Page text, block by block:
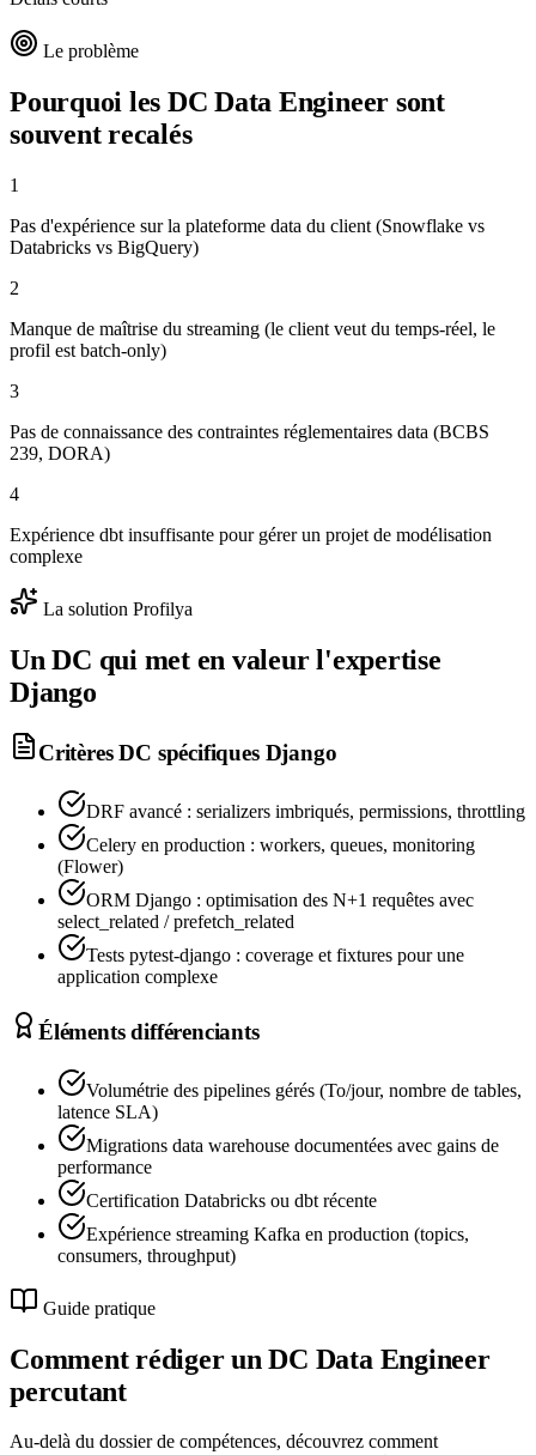
Le problème
Pourquoi les DCData Engineer sont
souvent recalés
1
Pas d'expérience sur la plateforme data du client (Snowflake vs
Databricks vs BigQuery)
2
Manque de maîtrise du streaming (le client veut du temps-réel, le
profil est batch-only)
3
Pas de connaissance des contraintes réglementaires data (BCBS
239, DORA)
4
Expérience dbt insuffisante pour gérer un projet de modélisation
complexe
La solution Profilya
Un DC qui met en valeur l'expertise
Django
Critères DC spécifiques Django
DRF avancé : serializers imbriqués, permissions, throttling
Celery en production : workers, queues, monitoring
(Flower)
ORM Django : optimisation des N+1 requêtes avec
select_related / prefetch_related
Tests pytest-django : coverage et fixtures pour une
application complexe
Éléments différenciants
Volumétrie des pipelines gérés (To/jour, nombre de tables,
latence SLA)
Migrations data warehouse documentées avec gains de
performance
Certification Databricks ou dbt récente
Expérience streaming Kafka en production (topics,
consumers, throughput)
Guide pratique
Comment rédiger un DC Data Engineer
percutant
Au-delà du dossier de compétences, découvrez comment